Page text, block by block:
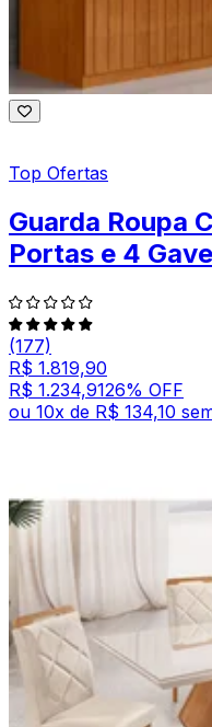
Top Ofertas
Guarda Roupa
Portas e 4
(177)
R$ 1.819,90
R$ 1.234,9126% OFF
ou 10x de R$ 134,10